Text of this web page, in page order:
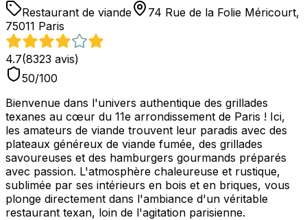
Restaurant de viande
74 Rue de la Folie Méricourt,
75011 Paris
4.7(8323 avis)
50/100
Bienvenue dans l'univers authentique des grillades
texanes au cœur du 11e arrondissement de Paris ! Ici,
les amateurs de viande trouvent leur paradis avec des
plateaux généreux de viande fumée, des grillades
savoureuses et des hamburgers gourmands préparés
avec passion. L'atmosphère chaleureuse et rustique,
sublimée par ses intérieurs en bois et en briques, vous
plonge directement dans l'ambiance d'un véritable
restaurant texan, loin de l'agitation parisienne.